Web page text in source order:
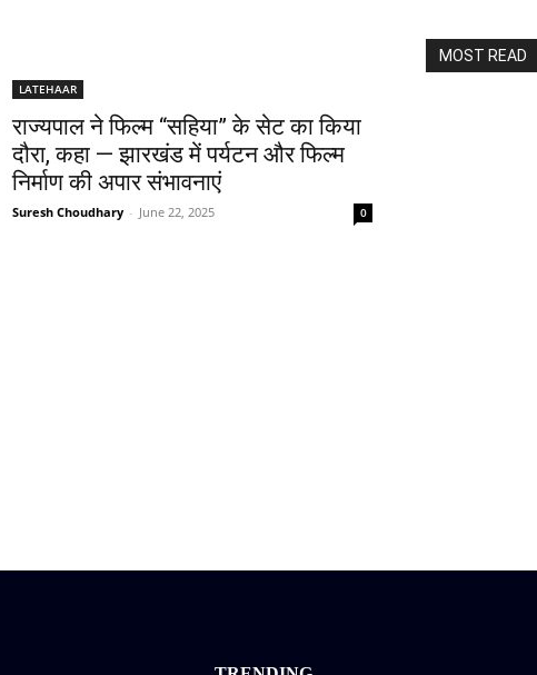
LATEHAAR
राज्यपाल ने फिल्म “सहिया” के सेट का किया
दौरा, कहा — झारखंड में पर्यटन और फिल्म
निर्माण की अपार संभावनाएं
Suresh Choudhary - June 22, 2025 0
MOST READ